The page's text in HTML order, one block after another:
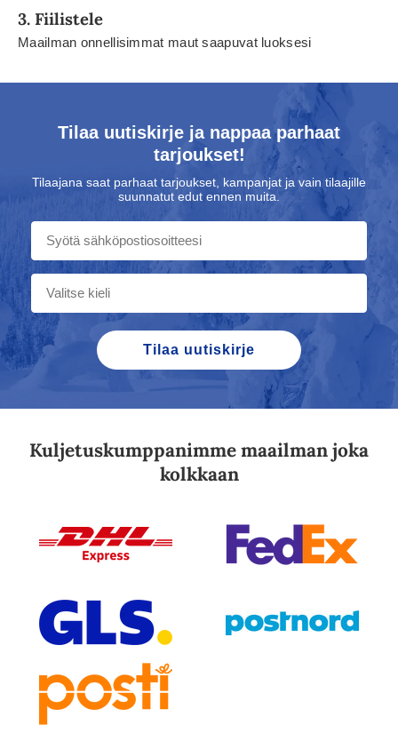
3. Fiilistele
Maailman onnellisimmat maut saapuvat luoksesi
Tilaa uutiskirje ja nappaa parhaat
tarjoukset!
Tilaajana saat parhaat tarjoukset, kampanjat ja vain tilaajille
suunnatut edut ennen muita.
Sähköposti
Kielivalinta
Tilaa uutiskirje
Kuljetuskumppanimme maailman joka
kolkkaan